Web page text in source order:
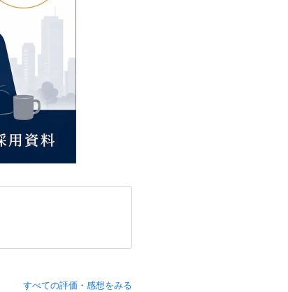
すべての評価・感想をみる